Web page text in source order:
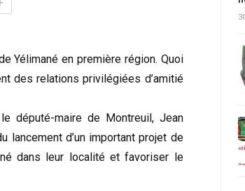
Yélimané en première région. Quoi
des relations privilégiées d’amitié
député-maire de Montreuil, Jean
lancement d’un important projet de
dans leur localité et favoriser le